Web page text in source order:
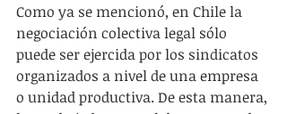
Como ya se mencionó, en Chile la
negociación colectiva legal sólo
puede ser ejercida por los sindicatos
organizados a nivel de una empresa
o unidad productiva. De esta manera,